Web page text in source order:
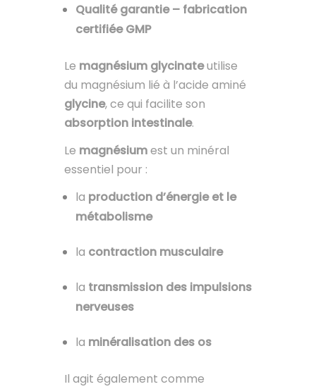
Qualité garantie – fabrication
certifiée GMP
Le magnésium glycinateutilise
du magnésium lié à l’acide aminé
glycine, ce qui facilite son
absorption intestinale.
Le magnésiumest un minéral
essentiel pour :
la production d’énergie et le
métabolisme
la contraction musculaire
la transmission des impulsions
nerveuses
la minéralisation des os
Il agit également comme